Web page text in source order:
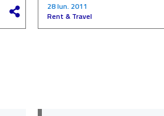
28 Iun. 2011
Rent & Travel